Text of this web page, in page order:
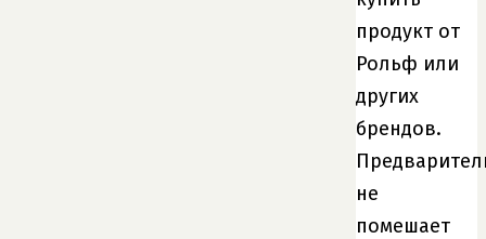
продукт от
Рольф или
других
брендов.
не
помешает